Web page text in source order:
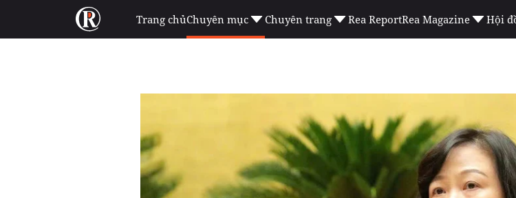
Trang chủChuyên mục Chuyên trang Rea ReportRea Magazine Hội